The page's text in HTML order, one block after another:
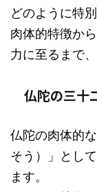
どのように特
肉体的特徴か
力に至るまで
仏陀の三十
仏陀の肉体的
そう）」とし
ます。